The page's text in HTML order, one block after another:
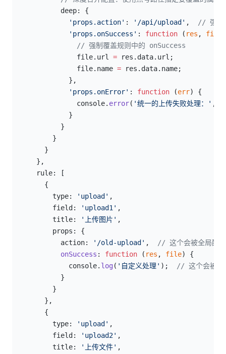
            deep: {
              'props.action'
: '/api/upload' ,
// 强制
              'props.onSuccess'
: function ( res , file
                // 强制覆盖规则中的 onSuccess
                file.url
= res.data.url;
                file.name
= res.data.name;
              },
              'props.onError'
: function (err) {
                console.
error( '统一的上传失败处理：' ,
              }
            }
          }
        }
      },
      rule: [
        {
          type:
'upload' ,
          field:
'upload1' ,
          title:
'上传图片' ,
          props: {
            action:
'/old-upload' ,
// 这个会被全局
            onSuccess
: function ( res , file) {
              console.
log( '自定义处理' );
// 这个会被全
            }
          }
        },
        {
          type:
'upload' ,
          field:
'upload2' ,
          title:
'上传文件' ,